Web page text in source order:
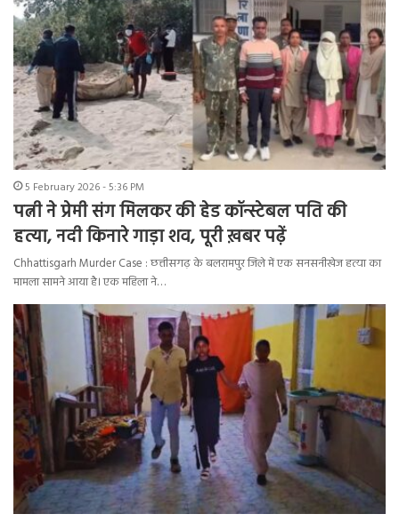
5 February 2026 - 5:36 PM
पत्नी ने प्रेमी संग मिलकर की हेड कॉन्स्टेबल पति की
हत्या, नदी किनारे गाड़ा शव, पूरी ख़बर पढ़ें
Chhattisgarh Murder Case : छत्तीसगढ़ के बलरामपुर जिले में एक सनसनीखेज हत्या का
मामला सामने आया है। एक महिला ने…